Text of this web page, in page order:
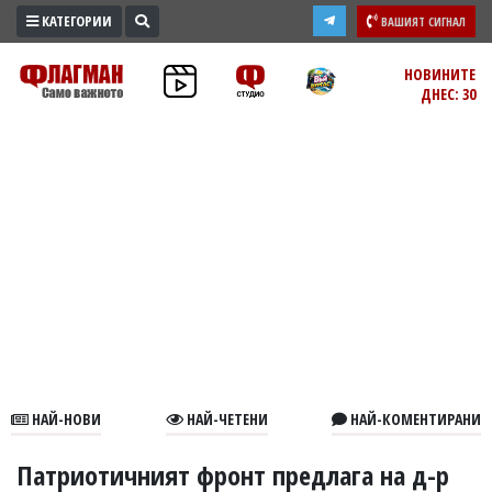
ПРОМО
ЗОНА
В
КАТЕГОРИИ ВАШИЯТ СИГНАЛ
НОВИНИТЕ
ДНЕС: 30
НАЙ-НОВИ НАЙ-ЧЕТЕНИ НАЙ-КОМЕНТИРАНИ
Патриотичният фронт предлага на д-р